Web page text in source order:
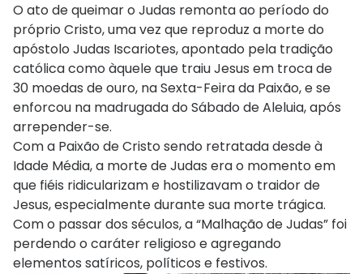
O ato de queimar o Judas remonta ao período do
próprio Cristo, uma vez que reproduz a morte do
apóstolo Judas Iscariotes, apontado pela tradição
católica como àquele que traiu Jesus em troca de
30 moedas de ouro, na Sexta-Feira da Paixão, e se
enforcou na madrugada do Sábado de Aleluia, após
arrepender-se.
Com a Paixão de Cristo sendo retratada desde à
Idade Média, a morte de Judas era o momento em
que fiéis ridicularizam e hostilizavam o traidor de
Jesus, especialmente durante sua morte trágica.
Com o passar dos séculos, a “Malhação de Judas” foi
perdendo o caráter religioso e agregando
elementos satíricos, políticos e festivos.